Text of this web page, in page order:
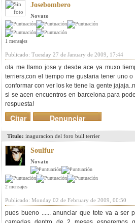
Josebombero
Novato
1 mensajes
Publicado: Tuesday 27 de January de 2009, 17:44
ola me llamo jose y desde ace ya muxo
terriers,con el tiempo me gustaria tener uno
conformar con ver los ke tiene la gente
si se acen encuentros en barcelona para
respuesta!
Denunciar
mensaje
Citar
Titulo: inaguracion del foro bull terrier
Soulfur
Novato
2 mensajes
Publicado: Monday 02 de February de 2009, 00:50
pues bueno ...... anunciar que tote va a ser